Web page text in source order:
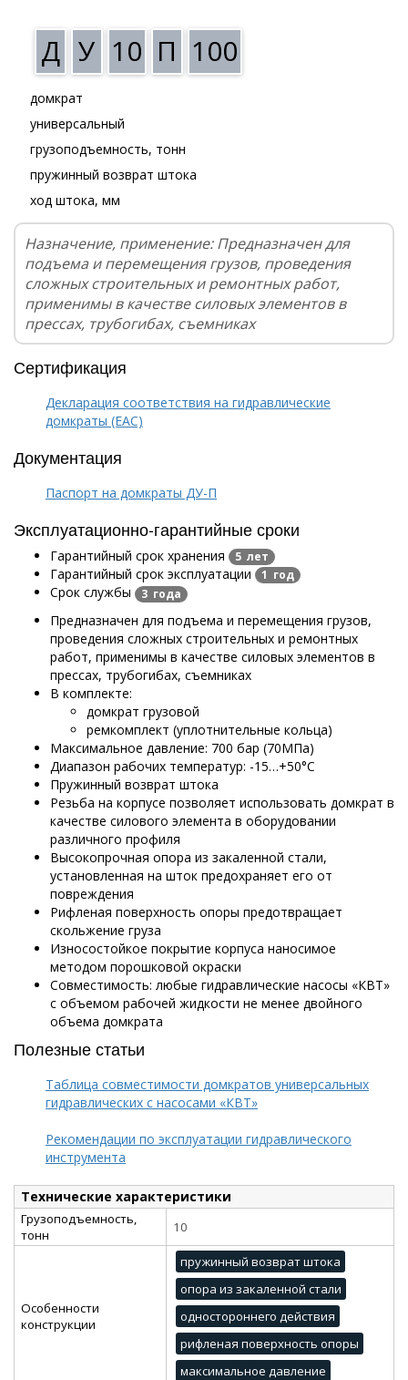
Д У 10 П 100
домкрат
универсальный
грузоподъемность, тонн
пружинный возврат штока
ход штока, мм
Назначение, применение: Предназначен для
подъема и перемещения грузов, проведения
сложных строительных и ремонтных работ,
применимы в качестве силовых элементов в
прессах, трубогибах, съемниках
Сертификация
Декларация соответствия на гидравлические
домкраты (EAC)
Документация
Паспорт на домкраты ДУ-П
Эксплуатационно-гарантийные сроки
Гарантийный срок хранения 5 лет
Гарантийный срок эксплуатации 1 год
Срок службы 3 года
Предназначен для подъема и перемещения грузов,
проведения сложных строительных и ремонтных
работ, применимы в качестве силовых элементов в
прессах, трубогибах, съемниках
В комплекте:
домкрат грузовой
ремкомплект (уплотнительные кольца)
Максимальное давление: 700 бар (70МПа)
Диапазон рабочих температур: -15…+50°С
Пружинный возврат штока
Резьба на корпусе позволяет использовать домкрат в
качестве силового элемента в оборудовании
различного профиля
Высокопрочная опора из закаленной стали,
установленная на шток предохраняет его от
повреждения
Рифленая поверхность опоры предотвращает
скольжение груза
Износостойкое покрытие корпуса наносимое
методом порошковой окраски
Совместимость: любые гидравлические насосы «КВТ»
с объемом рабочей жидкости не менее двойного
объема домкрата
Полезные статьи
Таблица совместимости домкратов универсальных
гидравлических с насосами «КВТ»
Рекомендации по эксплуатации гидравлического
инструмента
Технические характеристики
Грузоподъемность,
тонн
10
Особенности
конструкции
пружинный возврат штока
опора из закаленной стали
одностороннего действия
рифленая поверхность опоры
максимальное давление